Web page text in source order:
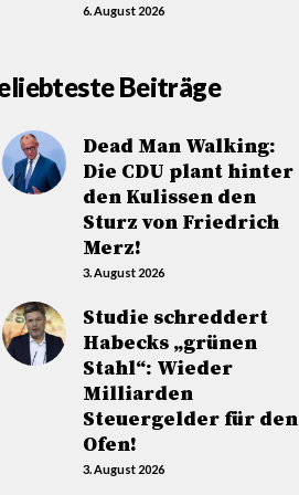
6. August 2026
Beiträge
Dead Man Walking:
Die CDU plant hinter
den Kulissen den
Sturz von Friedrich
Merz!
3. August 2026
Studie schreddert
Habecks „grünen
Stahl“: Wieder
Milliarden
Steuergelder für den
Ofen!
3. August 2026